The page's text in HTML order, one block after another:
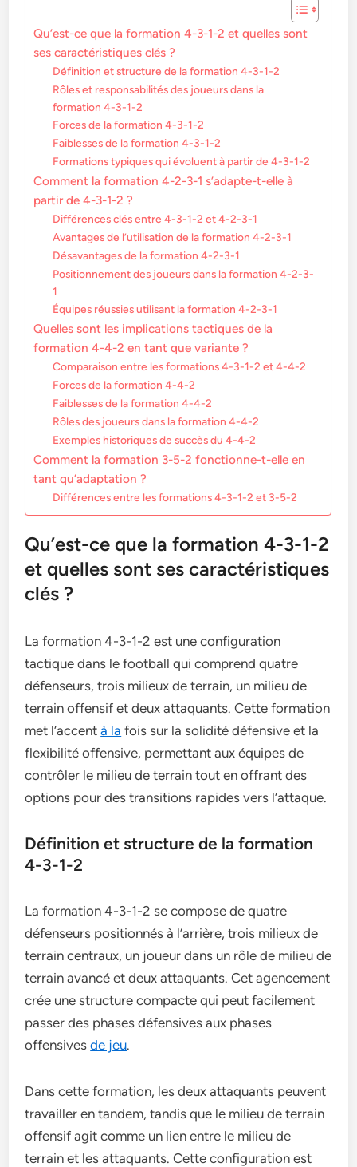
Qu’est-ce que la formation 4-3-1-2 et quelles sont
ses caractéristiques clés ?
Définition et structure de la formation 4-3-1-2
Rôles et responsabilités des joueurs dans la
formation 4-3-1-2
Forces de la formation 4-3-1-2
Faiblesses de la formation 4-3-1-2
Formations typiques qui évoluent à partir de 4-3-1-2
Comment la formation 4-2-3-1 s’adapte-t-elle à
partir de 4-3-1-2 ?
Différences clés entre 4-3-1-2 et 4-2-3-1
Avantages de l’utilisation de la formation 4-2-3-1
Désavantages de la formation 4-2-3-1
Positionnement des joueurs dans la formation 4-2-3-
1
Équipes réussies utilisant la formation 4-2-3-1
Quelles sont les implications tactiques de la
formation 4-4-2 en tant que variante ?
Comparaison entre les formations 4-3-1-2 et 4-4-2
Forces de la formation 4-4-2
Faiblesses de la formation 4-4-2
Rôles des joueurs dans la formation 4-4-2
Exemples historiques de succès du 4-4-2
Comment la formation 3-5-2 fonctionne-t-elle en
tant qu’adaptation ?
Différences entre les formations 4-3-1-2 et 3-5-2
Qu’est-ce que la formation 4-3-1-2
et quelles sont ses caractéristiques
clés ?
La formation 4-3-1-2 est une configuration
tactique dans le football qui comprend quatre
défenseurs, trois milieux de terrain, un milieu de
terrain offensif et deux attaquants. Cette formation
met l’accentà la fois sur la solidité défensive et la
flexibilité offensive, permettant aux équipes de
contrôler le milieu de terrain tout en offrant des
options pour des transitions rapides vers l’attaque.
Définition et structure de la formation
4-3-1-2
La formation 4-3-1-2 se compose de quatre
défenseurs positionnés à l’arrière, trois milieux de
terrain centraux, un joueur dans un rôle de milieu de
terrain avancé et deux attaquants. Cet agencement
crée une structure compacte qui peut facilement
passer des phases défensives aux phases
offensivesde jeu.
Dans cette formation, les deux attaquants peuvent
travailler en tandem, tandis que le milieu de terrain
offensif agit comme un lien entre le milieu de
terrain et les attaquants. Cette configuration est